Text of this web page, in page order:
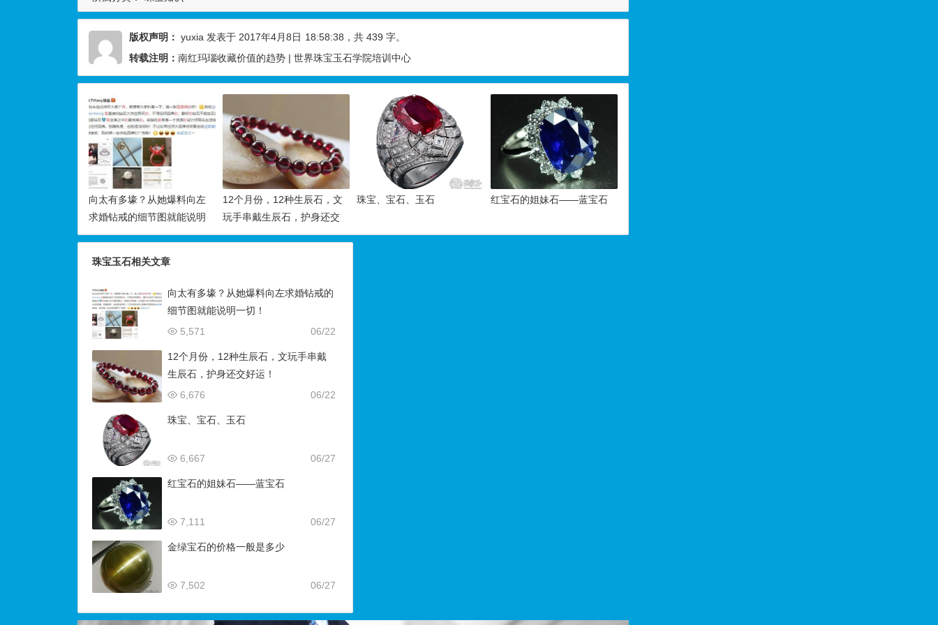
版权声明： yuxia 发表于 2017年4月8日 18:58:38 ，共 439 字。
转载注明： 南红玛瑙收藏价值的趋势 | 世界珠宝玉石学院培训中心
向太有多壕？从她爆料向左
求婚钻戒的细节图就能说明
一切！
12个月份，12种生辰石，文
玩手串戴生辰石，护身还交
好运！
珠宝、宝石、玉石 红宝石的姐妹石——蓝宝石
珠宝玉石相关文章
向太有多壕？从她爆料向左求婚钻戒的
细节图就能说明一切！
06/22
5,571
12个月份，12种生辰石，文玩手串戴
生辰石，护身还交好运！
06/22
6,676
珠宝、宝石、玉石
06/27
6,667
红宝石的姐妹石——蓝宝石
06/27
7,111
金绿宝石的价格一般是多少
06/27
7,502